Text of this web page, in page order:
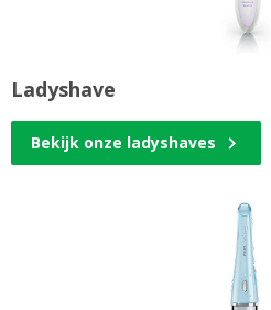
Ladyshave
Bekijk onze ladyshaves